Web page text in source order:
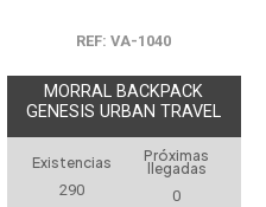
REF: VA-1040
MORRAL BACKPACK
GENESIS URBAN TRAVEL
Existencias
290
Próximas
llegadas
0